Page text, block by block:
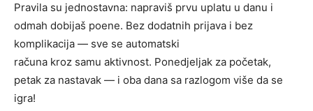
Pravila su jednostavna: napraviš prvu uplatu u danu i
odmah dobijaš poene. Bez dodatnih prijava i bez
komplikacija — sve se automatski
računa kroz samu aktivnost. Ponedjeljak za početak,
petak za nastavak — i oba dana sa razlogom više da se
igra!